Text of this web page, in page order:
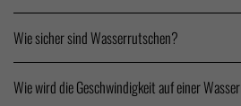
Wie sicher sind Wasserrutschen?
Wie wird die Geschwindigkeit auf einer